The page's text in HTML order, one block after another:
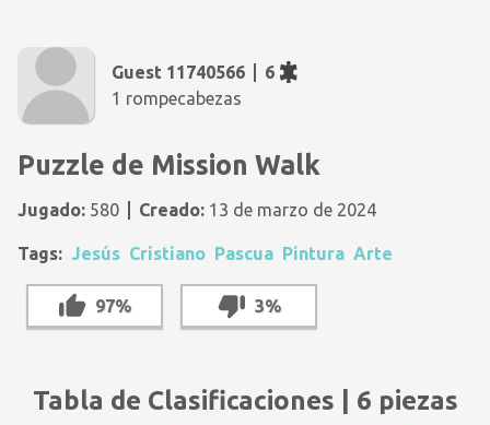
Guest 11740566
6
1 rompecabezas
Puzzle de Mission Walk
Jugado: 580 Creado: 13 de marzo de 2024
Tags: Jesús Cristiano Pascua Pintura Arte
97% 3%
Tabla de Clasificaciones | 6 piezas